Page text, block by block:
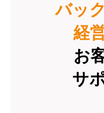
バッ
経
お
サ